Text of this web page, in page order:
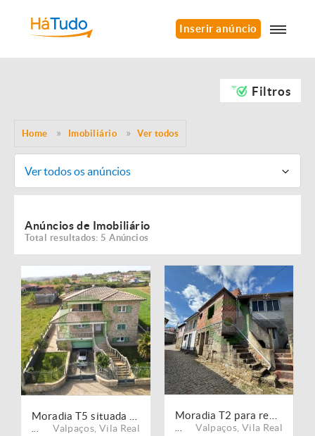
Inserir anúncio
Filtros
Home Imobiliário Ver todos
Ver todos os anúncios
Anúncios de Imobiliário
Total resultados: 5 Anúncios
Valpaços Vila Real Valpaços Vila Real